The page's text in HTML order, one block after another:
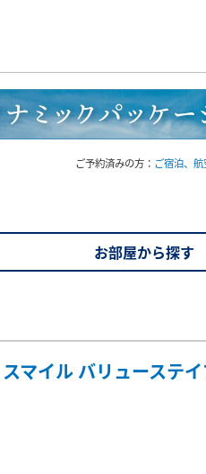
ご予約済みの方： ご宿泊、
お部屋から探す
マイル バリューステ